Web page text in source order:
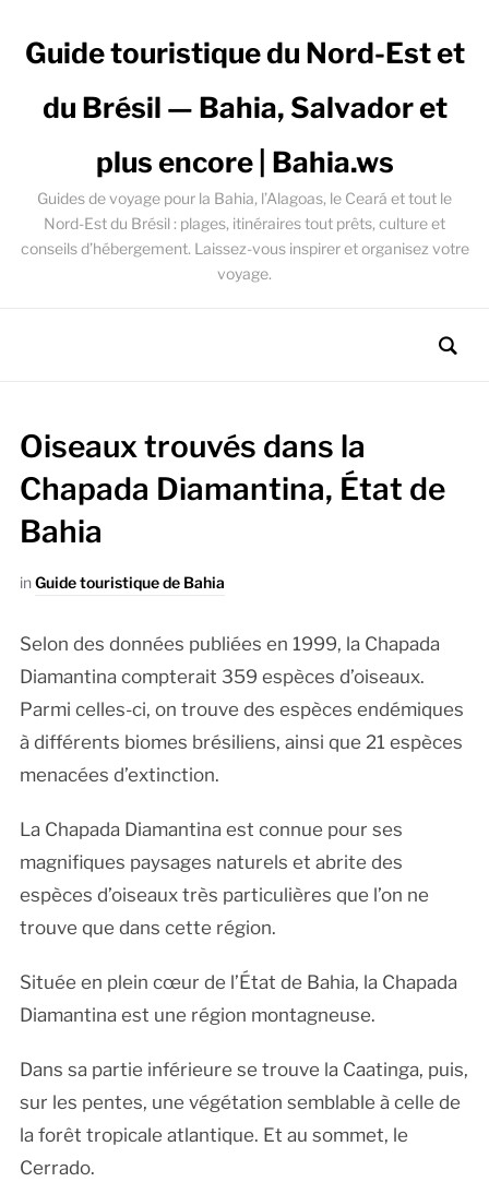
Guide touristique du Nord-Est et
du Brésil — Bahia, Salvador et
plus encore | Bahia.ws
Guides de voyage pour la Bahia, l’Alagoas, le Ceará et tout le
Nord-Est du Brésil : plages, itinéraires tout prêts, culture et
conseils d’hébergement. Laissez-vous inspirer et organisez votre
voyage.
Oiseaux trouvés dans la
Chapada Diamantina, État de
Bahia
inGuide touristique de Bahia
Selon des données publiées en 1999, la Chapada
Diamantina compterait 359 espèces d’oiseaux.
Parmi celles-ci, on trouve des espèces endémiques
à différents biomes brésiliens, ainsi que 21 espèces
menacées d’extinction.
La Chapada Diamantina est connue pour ses
magnifiques paysages naturels et abrite des
espèces d’oiseaux très particulières que l’on ne
trouve que dans cette région.
Située en plein cœur de l’État de Bahia, la Chapada
Diamantina est une région montagneuse.
Dans sa partie inférieure se trouve la Caatinga, puis,
sur les pentes, une végétation semblable à celle de
la forêt tropicale atlantique. Et au sommet, le
Cerrado.